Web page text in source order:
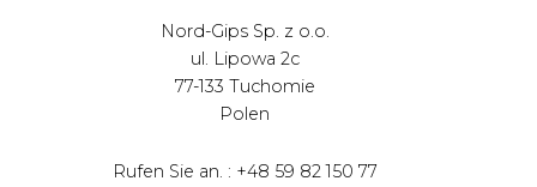
Nord-Gips Sp. z o.o.
ul. Lipowa 2c
77-133 Tuchomie
Polen
Rufen Sie an. : +48 59 82 150 77